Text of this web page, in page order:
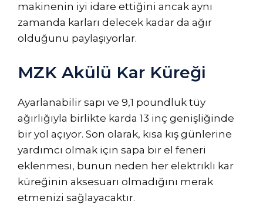
makinenin iyi idare ettiğini ancak aynı
zamanda karları delecek kadar da ağır
olduğunu paylaşıyorlar.
MZK Akülü Kar Küreği
Ayarlanabilir sapı ve 9,1 poundluk tüy
ağırlığıyla birlikte karda 13 inç genişliğinde
bir yol açıyor. Son olarak, kısa kış günlerine
yardımcı olmak için sapa bir el feneri
eklenmesi, bunun neden her elektrikli kar
küreğinin aksesuarı olmadığını merak
etmenizi sağlayacaktır.